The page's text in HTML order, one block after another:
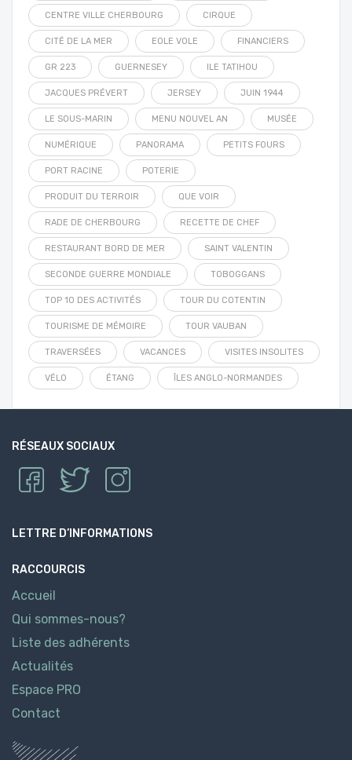
CENTRE VILLE CHERBOURG CIRQUE
CITÉ DE LA MER EOLE VOLE FINANCIERS
GR 223 GUERNESEY ILE TATIHOU
JACQUES PRÉVERT JERSEY JUIN 1944
LE SOUS-MARIN MENU NOUVEL AN MUSÉE
NUMÉRIQUE PANORAMA PETITS FOURS
PORT RACINE POTERIE
PRODUIT DU TERROIR QUE VOIR
RADE DE CHERBOURG RECETTE DE CHEF
RESTAURANT BORD DE MER SAINT VALENTIN
SECONDE GUERRE MONDIALE TOBOGGANS
TOP 10 DES ACTIVITÉS TOUR DU COTENTIN
TOURISME DE MÉMOIRE TOUR VAUBAN
TRAVERSÉES VACANCES VISITES INSOLITES
VÉLO ÉTANG ÎLES ANGLO-NORMANDES
RÉSEAUX SOCIAUX
LETTRE D’INFORMATIONS
RACCOURCIS
Accueil
Qui sommes-nous?
Liste des adhérents
Actualités
Espace PRO
Contact